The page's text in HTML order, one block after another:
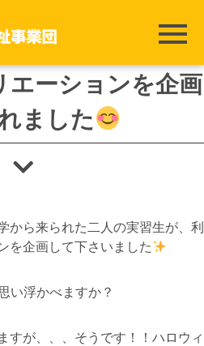
リエーションを企画してくれました
エーションを企画
ました
から来られた二人の実習生が、利
を企画して下さいました
い浮かべますか？
すが、、、そうです！！ハロウィ